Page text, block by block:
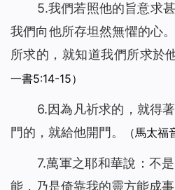
5.我們若照他的旨意求
我們向他所存坦然無懼的心
所求的，就知道我們所求於
一書5:14-15）
6.因為凡祈求的，就得
門的，就給他開門。
（馬太福
7.萬軍之耶和華說：不
能，乃是倚靠我的靈方能成